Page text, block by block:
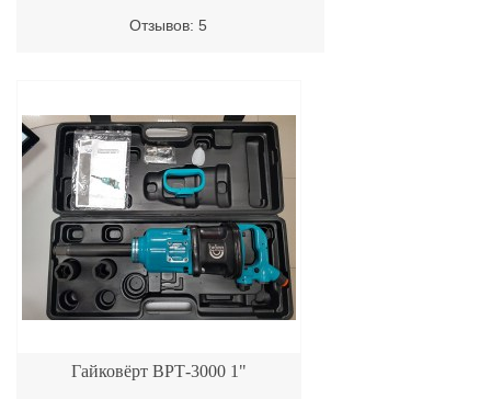
Отзывов: 5
Гайковёрт ВРТ-3000 1"